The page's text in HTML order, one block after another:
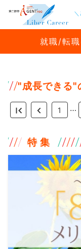
＼
就職/転
"成長できる"
1 …
特 集